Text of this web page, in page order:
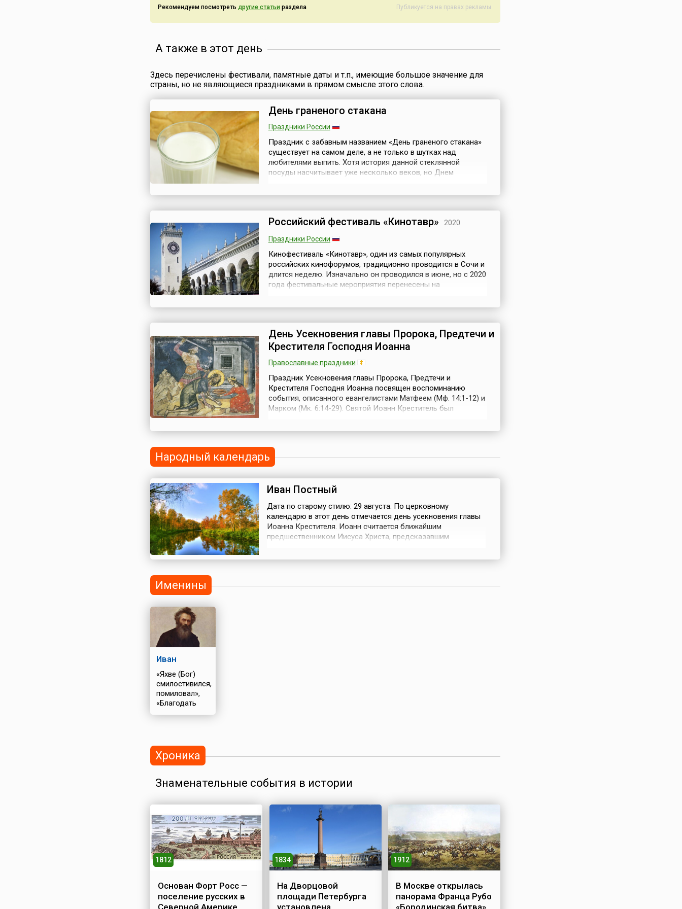
содействовал
командован...
преданию, дата
наступления ново...
Рекомендуем посмотреть другие статьи раздела Публикуется на правах рекламы
А также в этот день
Здесь перечислены фестивали, памятные даты и т.п., имеющие большое значение для
страны, но не являющиеся праздниками в прямом смысле этого слова.
День граненого стакана
Праздники России
Праздник с забавным названием «День граненого стакана»
существует на самом деле, а не только в шутках над
любителями выпить. Хотя история данной стеклянной
посуды насчитывает уже несколько веков, но Днем
граненый стакан. Дизайн гра...
Российский фестиваль «Кинотавр»
2020
Праздники России
Кинофестиваль «Кинотавр», один из самых популярных
российских кинофорумов, традиционно проводится в Сочи и
длится неделю. Изначально он проводился в июне, но с 2020
года фестивальные мероприятия перенесены на
организаторами, – пре...
День Усекновения главы Пророка, Предтечи и
Крестителя Господня Иоанна
Православные праздники
Праздник Усекновения главы Пророка, Предтечи и
Крестителя Господня Иоанна посвящен воспоминанию
события, описанного евангелистами Матфеем (Мф. 14:1-12) и
Марком (Мк. 6:14-29). Святой Иоанн Креститель был
беззаконно сожительствовал с Иродиадо...
Народный календарь
Иван Постный
Дата по старому стилю: 29 августа. По церковному
календарю в этот день отмечается день усекновения главы
Иоанна Крестителя. Иоанн считается ближайшим
предшественником Иисуса Христа, предсказавшим
Именины
Иван
«Яхве (Бог)
смилостивился,
помиловал»,
«Благодать
Божия»
Хроника
Знаменательные события в истории
1812
Основан Форт Росс —
поселение русских в
Северной Америке
1834
На Дворцовой
площади Петербурга
установлена
1912
В Москве открылась
панорама Франца Рубо
«Бородинская битва»